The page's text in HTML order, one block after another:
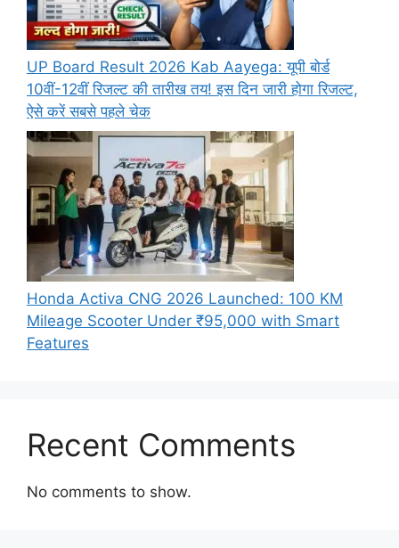
UP Board Result 2026 Kab Aayega: यूपी बोर्ड
10वीं-12वीं रिजल्ट की तारीख तय! इस दिन जारी होगा रिजल्ट,
ऐसे करें सबसे पहले चेक
Honda Activa CNG 2026 Launched: 100 KM
Mileage Scooter Under ₹95,000 with Smart
Features
Recent Comments
No comments to show.